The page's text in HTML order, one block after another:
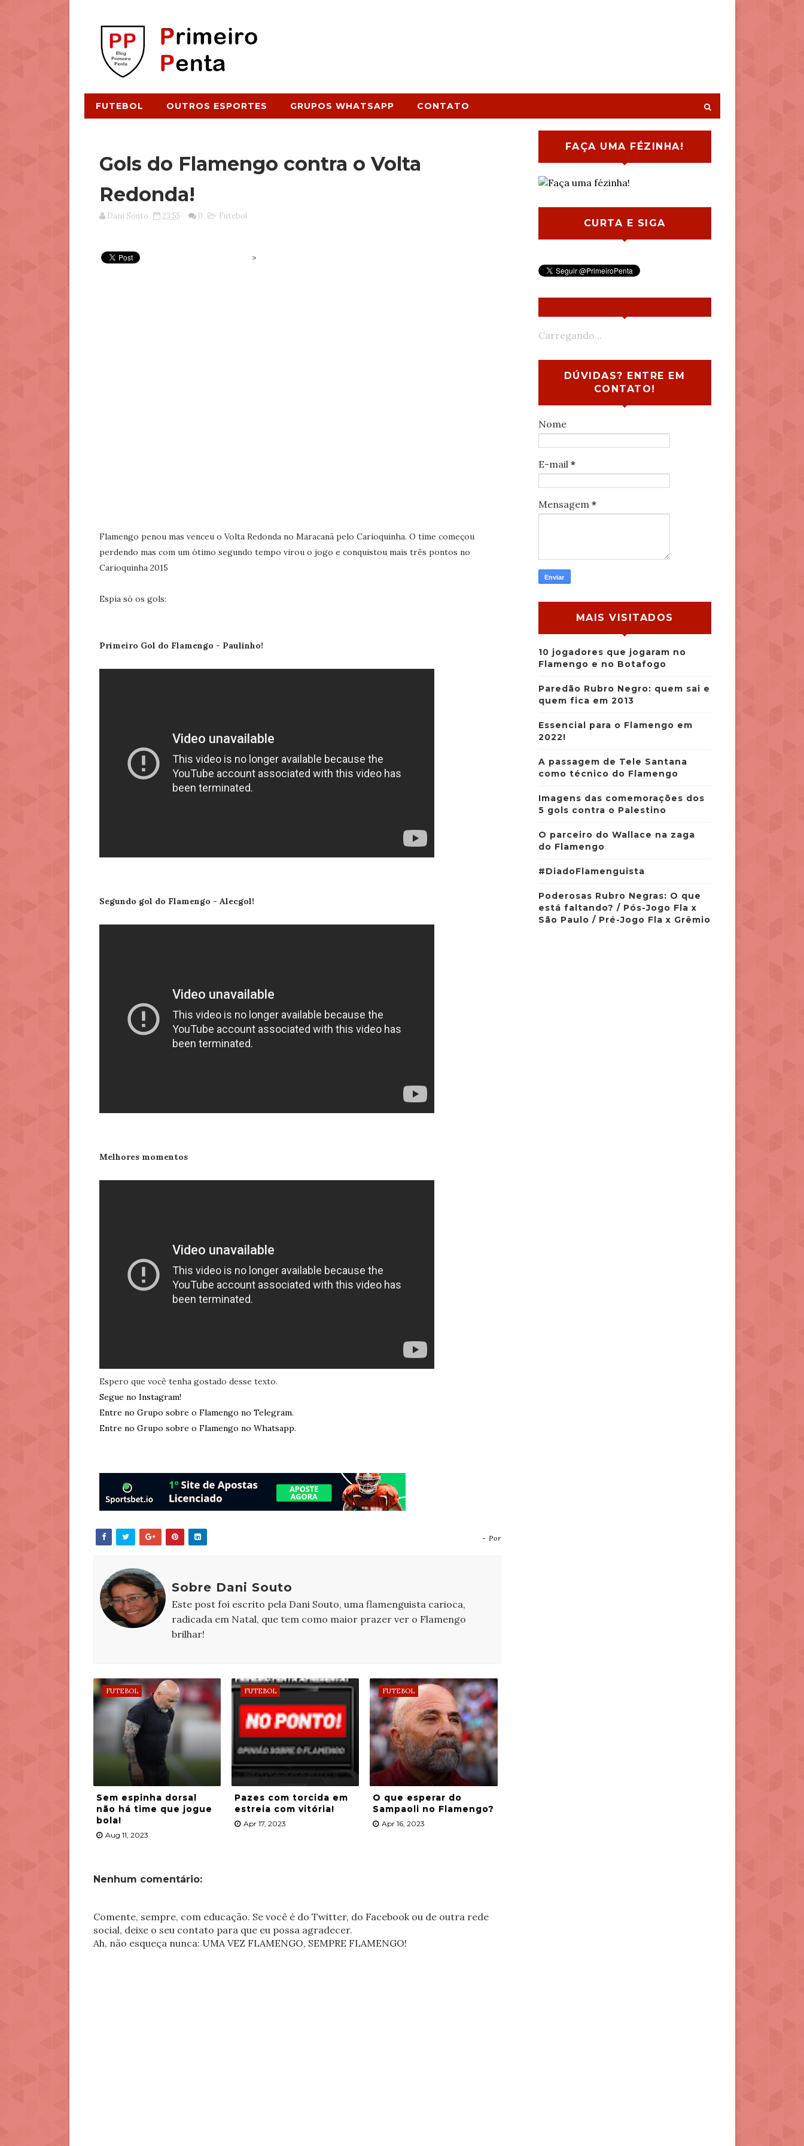
FUTEBOL OUTROS ESPORTES GRUPOS WHATSAPP CONTATO
Gols do Flamengo contra o Volta
Redonda!
Dani Souto 23:55 0 Futebol
>
Flamengo penou mas venceu o Volta Redonda no Maracanã pelo Carioquinha. O time começou
perdendo mas com um ótimo segundo tempo virou o jogo e conquistou mais três pontos no
Carioquinha 2015
Espia só os gols:
Primeiro Gol do Flamengo - Paulinho!
Segundo gol do Flamengo - Alecgol!
Melhores momentos
Espero que você tenha gostado desse texto.
Segue no Instagram!
Entre no Grupo sobre o Flamengo no Telegram.
Entre no Grupo sobre o Flamengo no Whatsapp.
- Por
Sobre Dani Souto
Este post foi escrito pela Dani Souto, uma flamenguista carioca,
radicada em Natal, que tem como maior prazer ver o Flamengo
brilhar!
FUTEBOL
Sem espinha dorsal
não há time que jogue
bola!
Aug 11, 2023
FUTEBOL
Pazes com torcida em
estreia com vitória!
Apr 17, 2023
FUTEBOL
O que esperar do
Sampaoli no Flamengo?
Apr 16, 2023
Nenhum comentário:
Comente, sempre, com educação. Se você é do Twitter, do Facebook ou de outra rede
social, deixe o seu contato para que eu possa agradecer.
Ah, não esqueça nunca: UMA VEZ FLAMENGO, SEMPRE FLAMENGO!
FAÇA UMA FÉZINHA!
CURTA E SIGA
Carregando...
DÚVIDAS? ENTRE EM
CONTATO!
Nome
E-mail *
Mensagem *
MAIS VISITADOS
10 jogadores que jogaram no
Flamengo e no Botafogo
Paredão Rubro Negro: quem sai e
quem fica em 2013
Essencial para o Flamengo em
2022!
A passagem de Tele Santana
como técnico do Flamengo
Imagens das comemorações dos
5 gols contra o Palestino
O parceiro do Wallace na zaga
do Flamengo
#DiadoFlamenguista
Poderosas Rubro Negras: O que
está faltando? / Pós-Jogo Fla x
São Paulo / Pré-Jogo Fla x Grêmio